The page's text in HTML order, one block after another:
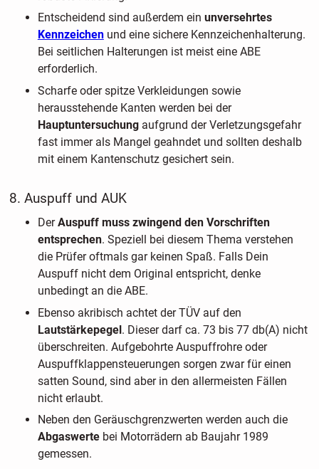
Entscheidend sind außerdem ein unversehrtes
Kennzeichenund eine sichere Kennzeichenhalterung.
Bei seitlichen Halterungen ist meist eine ABE
erforderlich.
Scharfe oder spitze Verkleidungen sowie
herausstehende Kanten werden bei der
Hauptuntersuchungaufgrund der Verletzungsgefahr
fast immer als Mangel geahndet und sollten deshalb
mit einem Kantenschutz gesichert sein.
8. Auspuff und AUK
DerAuspuff muss zwingend den Vorschriften
entsprechen. Speziell bei diesem Thema verstehen
die Prüfer oftmals gar keinen Spaß. Falls Dein
Auspuff nicht dem Original entspricht, denke
unbedingt an die ABE.
Ebenso akribisch achtet der TÜV auf den
Lautstärkepegel. Dieser darf ca. 73 bis 77 db(A) nicht
überschreiten. Aufgebohrte Auspuffrohre oder
Auspuffklappensteuerungen sorgen zwar für einen
satten Sound, sind aber in den allermeisten Fällen
nicht erlaubt.
Neben den Geräuschgrenzwerten werden auch die
Abgaswertebei Motorrädern ab Baujahr 1989
gemessen.